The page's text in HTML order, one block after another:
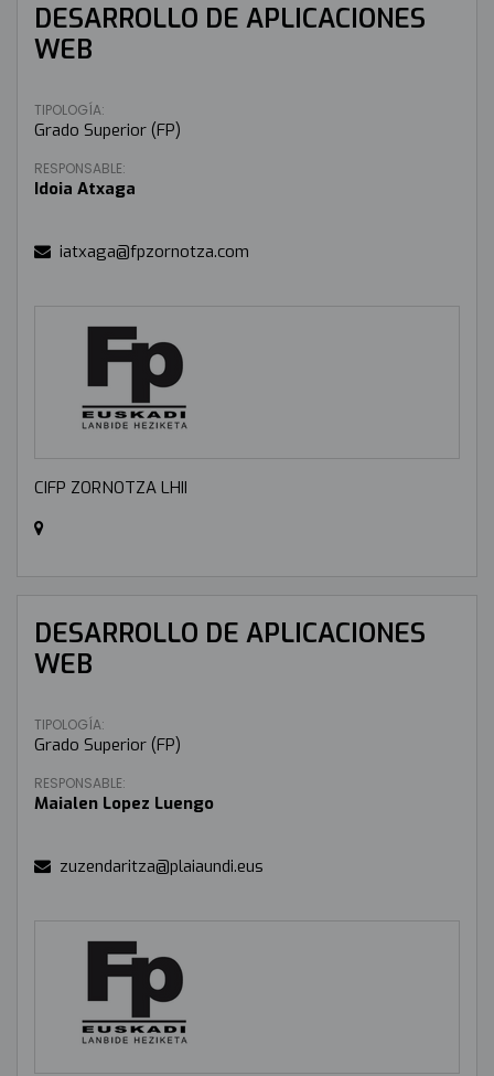
DESARROLLO DE APLICACIONES
WEB
TIPOLOGÍA:
Grado Superior (FP)
RESPONSABLE:
Idoia Atxaga
iatxaga@fpzornotza.com
CIFP ZORNOTZA LHII
DESARROLLO DE APLICACIONES
WEB
TIPOLOGÍA:
Grado Superior (FP)
RESPONSABLE:
Maialen Lopez Luengo
zuzendaritza@plaiaundi.eus